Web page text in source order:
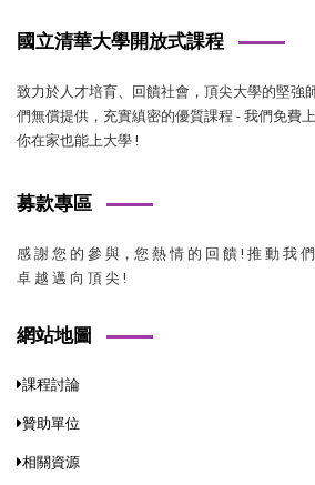
國立清華大學開放式課程
致力於人才培育、回饋社會，頂尖大學的堅強
們無償提供，充實縝密的優質課程 - 我們免費
你在家也能上大學 !
募款專區
感 謝 您 的 參 與，您 熱 情 的 回 饋 ! 推 動 我
卓 越 邁 向 頂 尖 !
網站地圖
課程討論
贊助單位
相關資源